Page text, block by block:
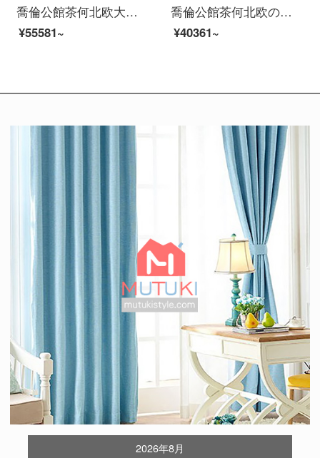
喬倫公館茶何北欧大理石茶何は簡単に現代客間の小戸型創意ブラック伸縮性テレビキャビネットセットの石面色備考（オーダーメイドはカスタマーサービスにご相談ください）のセット（茶何＋テレビキャビネット＋本棚＋本棚＋本棚＋箱＋斗キャビネット）
¥55581~
喬倫公館茶何北欧の黒い大理石茶のいくつかのテレビボックスの組み合わせは現代で簡単で多機能な小型の部屋型の客間の実際の木のお茶のいくつかの色の備考（カスタマイズしてサービスを問合せします）の全セットの組合せ（茶何+テレビの箱+サイドキャビネット）を組み合わせます。
¥40361~
2026年8月